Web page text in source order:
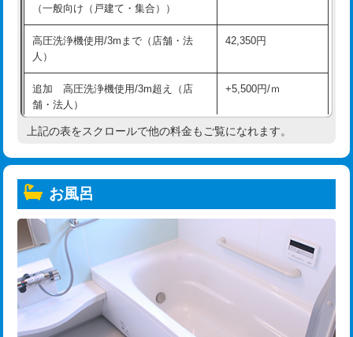
（一般向け（戸建て・集合））
高圧洗浄機使用/3mまで（店舗・法
人）
42,350円
追加 高圧洗浄機使用/3m超え（店
舗・法人）
+5,500円/ｍ
高度高圧洗浄換 現地調査
トーラー機使用/3mまで
追加トーラー機使用/3m超え
カメラ調査 33,000円
桝清掃 8,800円
止水・漏水調査・防水処理・清掃・修
上記の表をスクロールで他の料金もご覧になれます。
お風呂